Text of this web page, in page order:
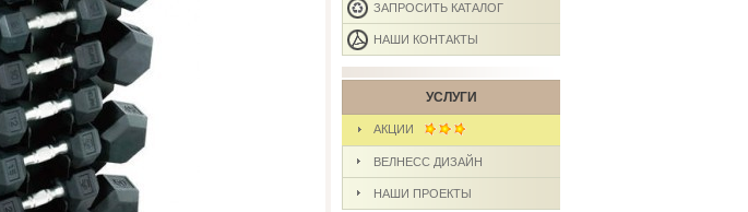
ЗАПРОСИТЬ КАТАЛОГ
НАШИ КОНТАКТЫ
УСЛУГИ
АКЦИИ
ВЕЛНЕСС ДИЗАЙН
НАШИ ПРОЕКТЫ